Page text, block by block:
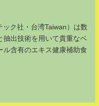
ク社・台湾Taiwan）は数
抽出技術を用いて貴重なベ
ル含有のエキス健康補助食